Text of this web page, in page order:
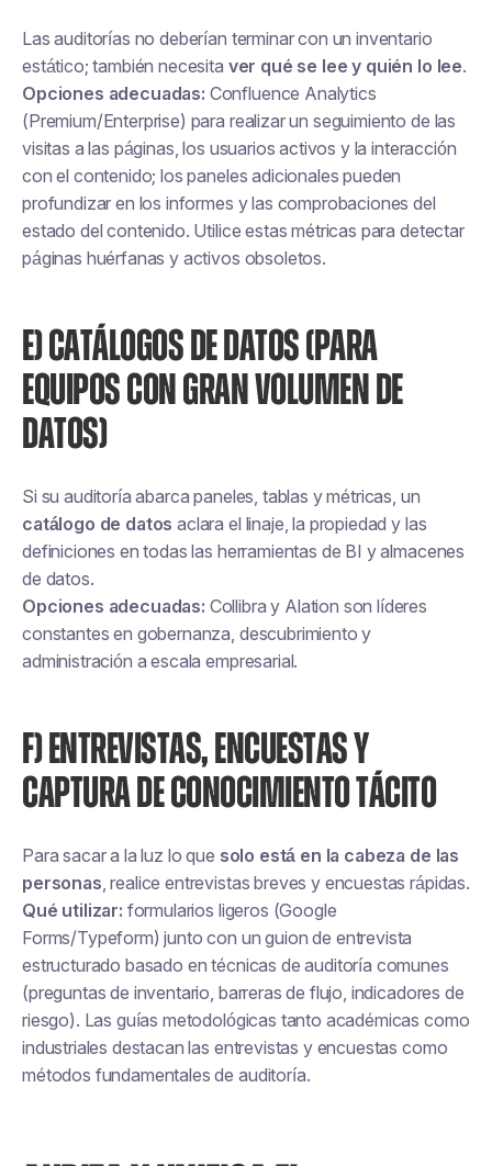
Las auditorías no deberían terminar con un inventario
estático; también necesita ver qué se lee y quién lo lee.
Opciones adecuadas: Confluence Analytics
(Premium/Enterprise) para realizar un seguimiento de las
visitas a las páginas, los usuarios activos y la interacción
con el contenido; los paneles adicionales pueden
profundizar en los informes y las comprobaciones del
estado del contenido. Utilice estas métricas para detectar
páginas huérfanas y activos obsoletos.
E) CATÁLOGOS DE DATOS (PARA
EQUIPOS CON GRAN VOLUMEN DE
DATOS)
Si su auditoría abarca paneles, tablas y métricas, un
catálogo de datos aclara el linaje, la propiedad y las
definiciones en todas las herramientas de BI y almacenes
de datos.
Opciones adecuadas: Collibra y Alation son líderes
constantes en gobernanza, descubrimiento y
administración a escala empresarial.
F) ENTREVISTAS, ENCUESTAS Y
CAPTURA DE CONOCIMIENTO TÁCITO
Para sacar a la luz lo que solo está en la cabeza de las
personas, realice entrevistas breves y encuestas rápidas.
Qué utilizar: formularios ligeros (Google
Forms/Typeform) junto con un guion de entrevista
estructurado basado en técnicas de auditoría comunes
(preguntas de inventario, barreras de flujo, indicadores de
riesgo). Las guías metodológicas tanto académicas como
industriales destacan las entrevistas y encuestas como
métodos fundamentales de auditoría.